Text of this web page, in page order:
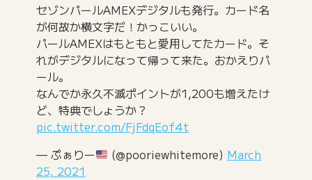
セゾンパールAMEXデジタルも発行。カード名
が何故か横文字だ！かっこいい。
パールAMEXはもともと愛用してたカード。そ
れがデジタルになって帰って来た。おかえりパ
ール。
なんでか永久不滅ポイントが1,200も増えたけ
ど、特典でしょうか？
pic.twitter.com/FjFdqEof4t
— ぷぁりー
(@pooriewhitemore) March
25, 2021